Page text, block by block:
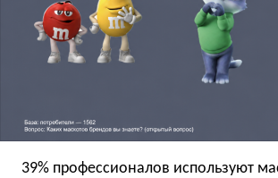
39% профессионалов используют